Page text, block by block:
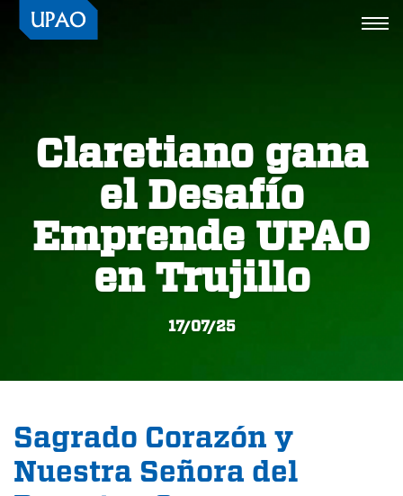
Claretiano gana
el Desafío
Emprende UPAO
en Trujillo
17/07/25
Sagrado Corazón y
Nuestra Señora del